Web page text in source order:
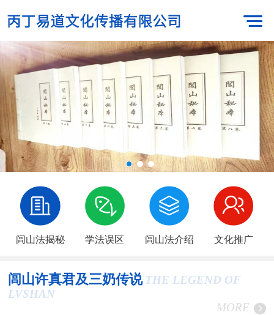
闾山法揭秘 学法误区 闾山法介绍 文化推广
闾山许真君及三奶传说 THE LEGEND OF
LVSHAN
MORE